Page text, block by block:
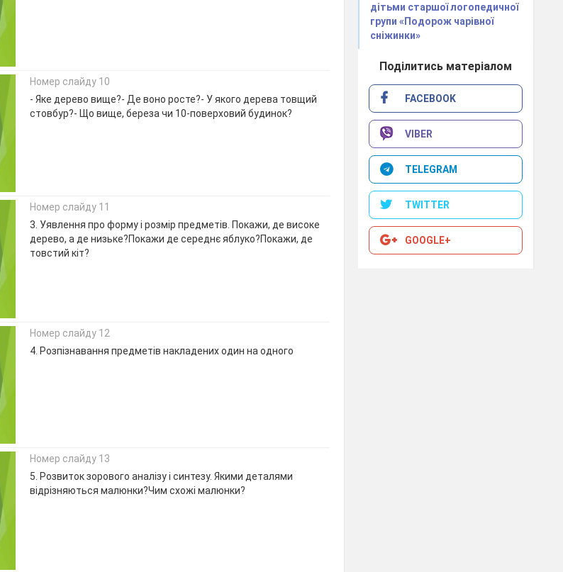
Номер слайду 10
- Яке дерево вище?- Де воно росте?- У якого дерева товщий
стовбур?- Що вище, береза чи 10-поверховий будинок?
Номер слайду 11
3. Уявлення про форму і розмір предметів. Покажи, де високе
дерево, а де низьке?Покажи де середнє яблуко?Покажи, де
товстий кіт?
Номер слайду 12
4. Розпізнавання предметів накладених один на одного
Номер слайду 13
5. Розвиток зорового аналізу і синтезу. Якими деталями
відрізняються малюнки?Чим схожі малюнки?
дітьми старшої логопедичної
групи «Подорож чарівної
сніжинки»
Поділитись матеріалом
FACEBOOK
VIBER
TELEGRAM
TWITTER
GOOGLE+